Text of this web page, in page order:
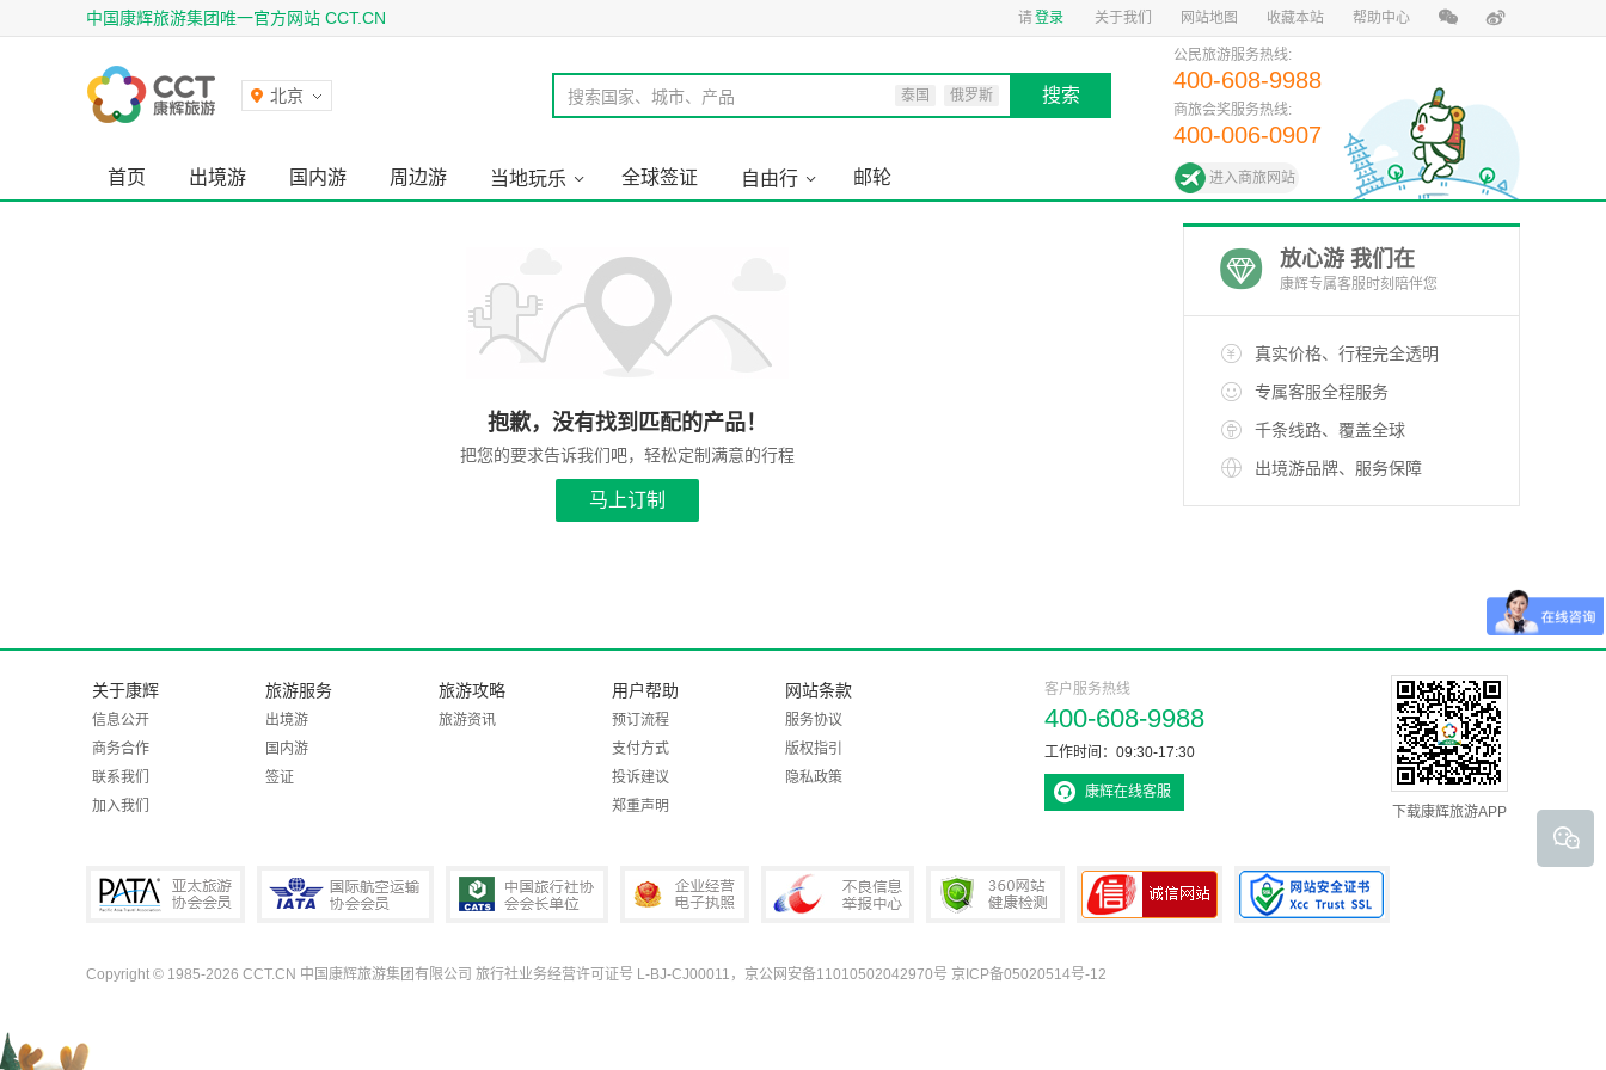
中国康辉旅游集团唯一官方网站 CCT.CN 请登录 关于我们 网站地图 收藏本站 帮助中心
北京 搜索国家、城市、产品 泰国 俄罗斯 搜索
公民旅游服务热线:
400-608-9988
商旅会奖服务热线:
400-006-0907
进入商旅网站
首页 出境游 国内游 周边游 当地玩乐 全球签证 自由行 邮轮
抱歉，没有找到匹配的产品！
把您的要求告诉我们吧，轻松定制满意的行程
马上订制
放心游 我们在
康辉专属客服时刻陪伴您
真实价格、行程完全透明
专属客服全程服务
千条线路、覆盖全球
出境游品牌、服务保障
关于康辉
信息公开
商务合作
联系我们
加入我们
旅游服务
出境游
国内游
签证
旅游攻略
旅游资讯
用户帮助
预订流程
支付方式
投诉建议
郑重声明
网站条款
服务协议
版权指引
隐私政策
下载康辉旅游APP
客户服务热线
400-608-9988
工作时间：09:30-17:30
康辉在线客服
Copyright © 1985-2026 CCT.CN 中国康辉旅游集团有限公司 旅行社业务经营许可证号 L-BJ-CJ00011，京公网安备11010502042970号 京ICP备05020514号-12